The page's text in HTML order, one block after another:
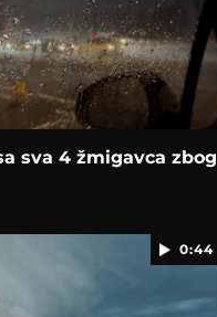
sva 4 žmigavca zbog
0:44